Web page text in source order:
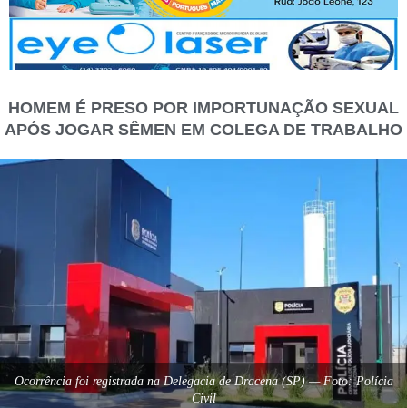
HOMEM É PRESO POR IMPORTUNAÇÃO SEXUAL
APÓS JOGAR SÊMEN EM COLEGA DE TRABALHO
Ocorrência foi registrada na Delegacia de Dracena (SP) — Foto: Polícia
Civil